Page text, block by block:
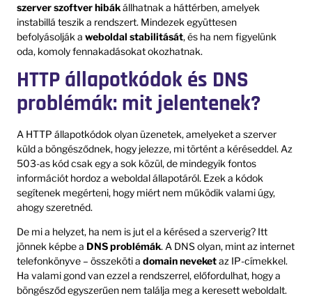
szerver szoftver hibákállhatnak a háttérben, amelyek
instabillá teszik a rendszert. Mindezek együttesen
befolyásolják a weboldal stabilitását, és ha nem figyelünk
oda, komoly fennakadásokat okozhatnak.
HTTP állapotkódok és DNS
problémák: mit jelentenek?
A HTTP állapotkódok olyan üzenetek, amelyeket a szerver
küld a böngésződnek, hogy jelezze, mi történt a kéréseddel. Az
503-as kód csak egy a sok közül, de mindegyik fontos
információt hordoz a weboldal állapotáról. Ezek a kódok
segítenek megérteni, hogy miért nem működik valami úgy,
ahogy szeretnéd.
De mi a helyzet, ha nem is jut el a kérésed a szerverig? Itt
jönnek képbe a DNS problémák. A DNS olyan, mint az internet
telefonkönyve – összeköti a domain neveketaz IP-címekkel.
Ha valami gond van ezzel a rendszerrel, előfordulhat, hogy a
böngésződ egyszerűen nem találja meg a keresett weboldalt.